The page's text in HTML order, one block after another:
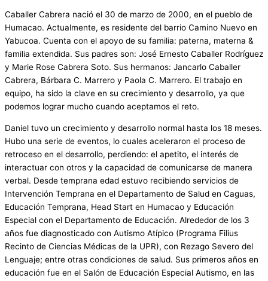
Caballer Cabrera nació el 30 de marzo de 2000, en el pueblo de
Humacao. Actualmente, es residente del barrio Camino Nuevo en
Yabucoa. Cuenta con el apoyo de su familia: paterna, materna &
familia extendida. Sus padres son: José Ernesto Caballer Rodríguez
y Marie Rose Cabrera Soto. Sus hermanos: Jancarlo Caballer
Cabrera, Bárbara C. Marrero y Paola C. Marrero. El trabajo en
equipo, ha sido la clave en su crecimiento y desarrollo, ya que
podemos lograr mucho cuando aceptamos el reto.
Daniel tuvo un crecimiento y desarrollo normal hasta los 18 meses.
Hubo una serie de eventos, lo cuales aceleraron el proceso de
retroceso en el desarrollo, perdiendo: el apetito, el interés de
interactuar con otros y la capacidad de comunicarse de manera
verbal. Desde temprana edad estuvo recibiendo servicios de
Intervención Temprana en el Departamento de Salud en Caguas,
Educación Temprana, Head Start en Humacao y Educación
Especial con el Departamento de Educación. Alrededor de los 3
años fue diagnosticado con Autismo Atípico (Programa Filius
Recinto de Ciencias Médicas de la UPR), con Rezago Severo del
Lenguaje; entre otras condiciones de salud. Sus primeros años en
educación fue en el Salón de Educación Especial Autismo, en las